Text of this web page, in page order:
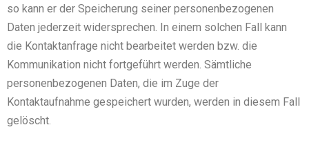
so kann er der Speicherung seiner personenbezogenen
Daten jederzeit widersprechen. In einem solchen Fall kann
die Kontaktanfrage nicht bearbeitet werden bzw. die
Kommunikation nicht fortgeführt werden. Sämtliche
personenbezogenen Daten, die im Zuge der
Kontaktaufnahme gespeichert wurden, werden in diesem Fall
gelöscht.